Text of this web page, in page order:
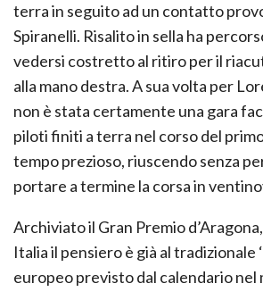
terra in seguito ad un contatto
Spiranelli. Risalito in sella ha
vedersi costretto al ritiro per il
alla mano destra. A sua volta per
non è stata certamente una gara
piloti finiti a terra nel corso del
tempo prezioso, riuscendo senza
portare a termine la corsa in
Archiviato il Gran Premio
Italia il pensiero è già al tradizionale
europeo previsto dal calendario nel